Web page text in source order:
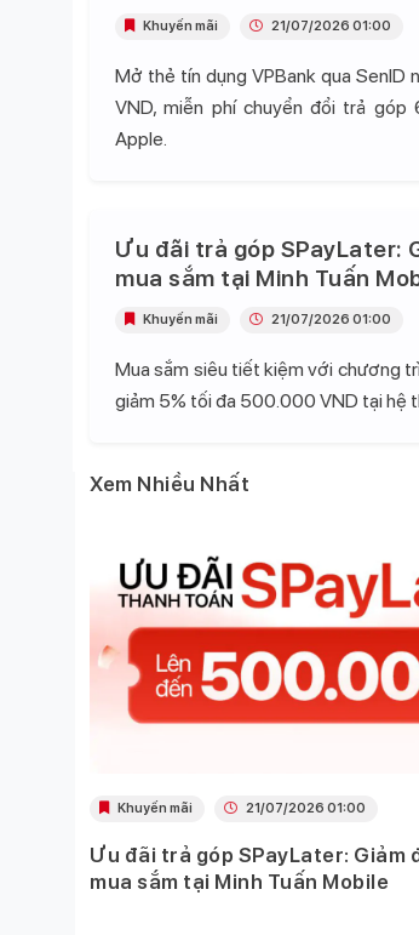
Mở thẻ tín dụng VPBank qua SenID
VND, miễn phí chuyển đổi trả
Apple.
Khuyến mãi 21/07/2026 01:00
Ưu đãi trả góp SPayLater:
mua sắm tại Minh Tuấn
Mua sắm siêu tiết kiệm với chương
giảm 5% tối đa 500.000 VND tại hệ
Khuyến mãi 21/07/2026 01:00
Xem Nhiều Nhất
Khuyến mãi 21/07/2026 01:00
Ưu đãi trả góp SPayLater: Giảm
mua sắm tại Minh Tuấn Mobile